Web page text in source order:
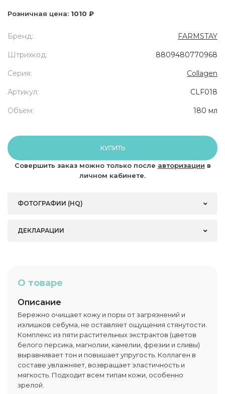
Розничная цена: 1010 ₽
Бренд: FARMSTAY
Штрихкод: 8809480770968
Серия: Collagen
Артикул: CLF018
Объем: 180 мл
КУПИТЬ
Совершить заказ можно только после авторизации в
личном кабинете.
ФОТОГРАФИИ (HQ)
ДЕКЛАРАЦИИ
О товаре
Описание
Бережно очищает кожу и поры от загрязнений и
излишков себума, не оставляет ощущения стянутости.
Комплекс из пяти растительных экстрактов (цветов
белого персика, магнолии, камелии, фрезии и сливы)
выравнивает тон и повышает упругость. Коллаген в
составе увлажняет, возвращает эластичность и
мягкость. Подходит всем типам кожи, особенно
зрелой.